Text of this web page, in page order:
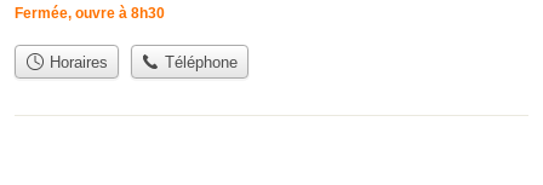
Fermée, ouvre à 8h30
Horaires Téléphone